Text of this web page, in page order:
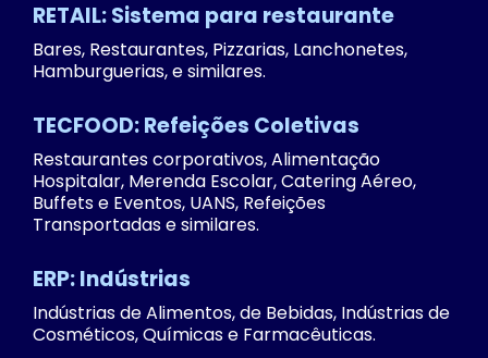
RETAIL: Sistema para restaurante
Bares, Restaurantes, Pizzarias, Lanchonetes,
Hamburguerias, e similares.
TECFOOD: Refeições Coletivas
Restaurantes corporativos, Alimentação
Hospitalar, Merenda Escolar, Catering Aéreo,
Buffets e Eventos, UANS, Refeições
Transportadas e similares.
ERP: Indústrias
Indústrias de Alimentos, de Bebidas, Indústrias de
Cosméticos, Químicas e Farmacêuticas.